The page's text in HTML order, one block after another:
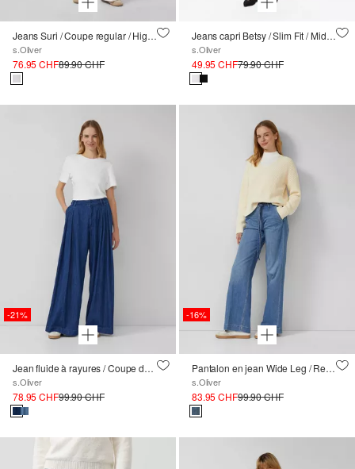
Jeans Suri / Coupe regular / High Rise / Wide Leg / Taille élastique
s.Oliver
76.95 CHF89.90 CHF
Jeans capri Betsy / Slim Fit / Mid Rise / Slim Leg
s.Oliver
49.95 CHF79.90 CHF
-21%
Jean fluide à rayures / Coupe décontractée / Taille haute / Jambe extra-large
s.Oliver
78.95 CHF99.90 CHF
-16%
Pantalon en jean Wide Leg / Regular Fit / Taille mi-haute
s.Oliver
83.95 CHF99.90 CHF